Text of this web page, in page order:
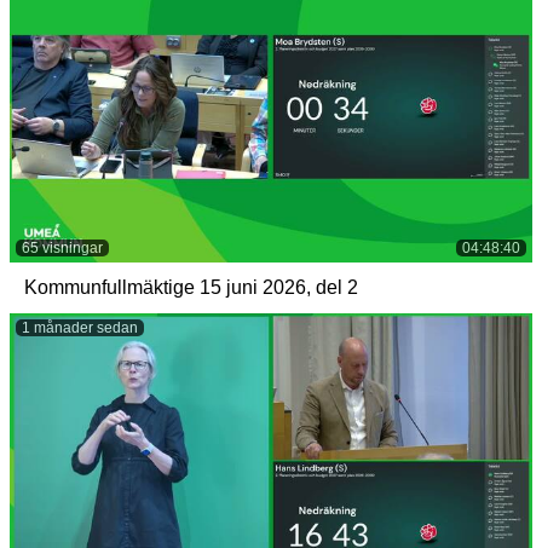
04:48:40
65 visningar
Kommunfullmäktige 15 juni 2026, del 2
1 månader sedan